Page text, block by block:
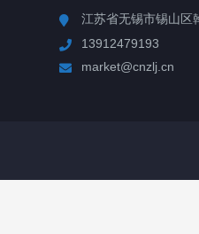
江苏省无锡市锡山区
13912479193
market@cnzlj.cn